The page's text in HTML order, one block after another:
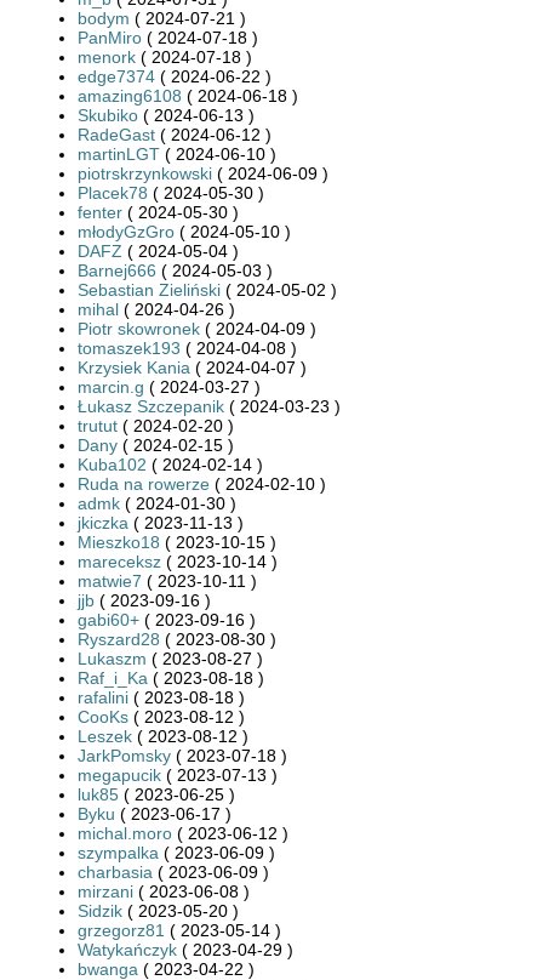
bodym ( 2024-07-21 )
PanMiro ( 2024-07-18 )
menork ( 2024-07-18 )
edge7374 ( 2024-06-22 )
amazing6108 ( 2024-06-18 )
Skubiko ( 2024-06-13 )
RadeGast ( 2024-06-12 )
martinLGT ( 2024-06-10 )
piotrskrzynkowski ( 2024-06-09 )
Placek78 ( 2024-05-30 )
fenter ( 2024-05-30 )
młodyGzGro ( 2024-05-10 )
DAFZ ( 2024-05-04 )
Barnej666 ( 2024-05-03 )
Sebastian Zieliński ( 2024-05-02 )
mihal ( 2024-04-26 )
Piotr skowronek ( 2024-04-09 )
tomaszek193 ( 2024-04-08 )
Krzysiek Kania ( 2024-04-07 )
marcin.g ( 2024-03-27 )
Łukasz Szczepanik ( 2024-03-23 )
trutut ( 2024-02-20 )
Dany ( 2024-02-15 )
Kuba102 ( 2024-02-14 )
Ruda na rowerze ( 2024-02-10 )
admk ( 2024-01-30 )
jkiczka ( 2023-11-13 )
Mieszko18 ( 2023-10-15 )
mareceksz ( 2023-10-14 )
matwie7 ( 2023-10-11 )
jjb ( 2023-09-16 )
gabi60+ ( 2023-09-16 )
Ryszard28 ( 2023-08-30 )
Lukaszm ( 2023-08-27 )
Raf_i_Ka ( 2023-08-18 )
rafalini ( 2023-08-18 )
CooKs ( 2023-08-12 )
Leszek ( 2023-08-12 )
JarkPomsky ( 2023-07-18 )
megapucik ( 2023-07-13 )
luk85 ( 2023-06-25 )
Byku ( 2023-06-17 )
michal.moro ( 2023-06-12 )
szympalka ( 2023-06-09 )
charbasia ( 2023-06-09 )
mirzani ( 2023-06-08 )
Sidzik ( 2023-05-20 )
grzegorz81 ( 2023-05-14 )
Watykańczyk ( 2023-04-29 )
bwanga ( 2023-04-22 )